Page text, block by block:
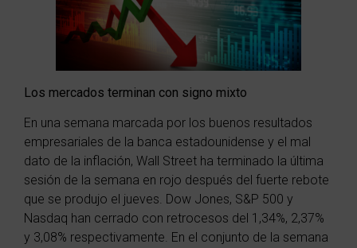
Los mercados terminan con signo mixto
En una semana marcada por los buenos resultados
empresariales de la banca estadounidense y el mal
dato de la inflación, Wall Street ha terminado la última
sesión de la semana en rojo después del fuerte rebote
que se produjo el jueves. Dow Jones, S&P 500 y
Nasdaq han cerrado con retrocesos del 1,34%, 2,37%
y 3,08% respectivamente. En el conjunto de la semana